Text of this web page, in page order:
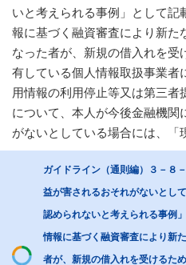
いと考えられる事例」として記
報に基づく融資審査により新た
なった者が、新規の借入れを受
有している個人情報取扱事業者
用情報の利用停止等又は第三者
について、本人が今後金融機関
がないとしている場合には、「
ガイドライン（通則編）３－８
益が害されるおそれがないとし
認められないと考えられる事例
情報に基づく融資審査により新
者が、新規の借入れを受けるた